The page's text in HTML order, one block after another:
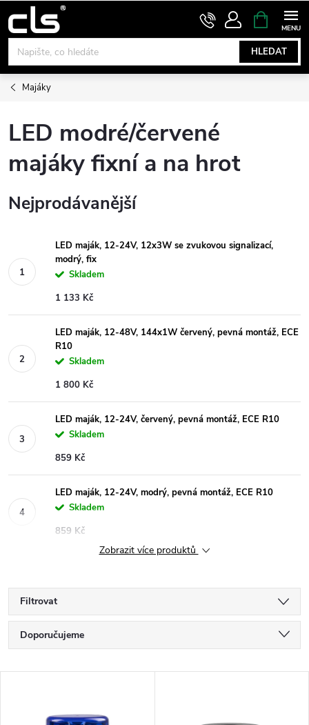
na
obsah
HLEDAT
NÁKUPNÍ
KOŠÍK
Majáky
LED modré/červené
majáky fixní a na hrot
Nejprodávanější
LED maják, 12-24V, 12x3W se zvukovou signalizací,
modrý, fix
Skladem
1 133 Kč
LED maják, 12-48V, 144x1W červený, pevná montáž, ECE
R10
Skladem
1 800 Kč
LED maják, 12-24V, červený, pevná montáž, ECE R10
Skladem
859 Kč
LED maják, 12-24V, modrý, pevná montáž, ECE R10
Skladem
859 Kč
Zobrazit více produktů
Filtrovat
Ř
a
Doporučujeme
Nejprodávanější